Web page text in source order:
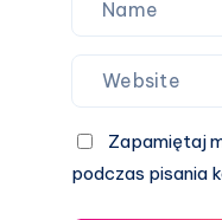
Zapamiętaj
podczas pisania